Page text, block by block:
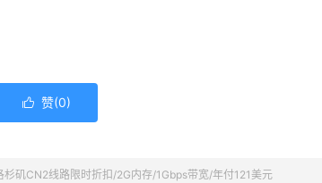
 赞(0)
杉矶CN2线路限时折扣/2G内存/1Gbps带宽/年付121美元